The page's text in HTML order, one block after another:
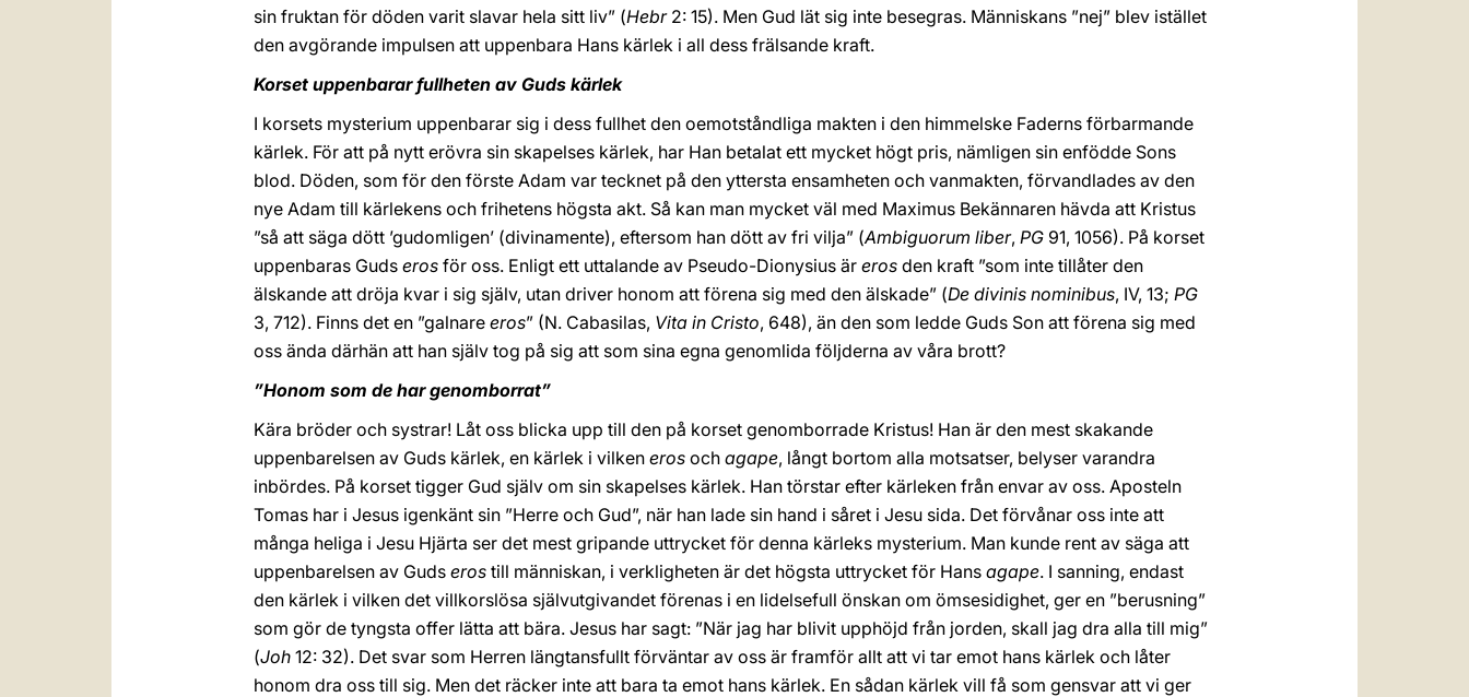
sin fruktan för döden varit slavar hela sitt liv” (Hebr2: 15). Men Gud lät sig inte besegras. Människans ”nej” blev istället
den avgörande impulsen att uppenbara Hans kärlek i all dess frälsande kraft.
Korset uppenbarar fullheten av Guds kärlek
I korsets mysterium uppenbarar sig i dess fullhet den oemotståndliga makten i den himmelske Faderns förbarmande
kärlek. För att på nytt erövra sin skapelses kärlek, har Han betalat ett mycket högt pris, nämligen sin enfödde Sons
blod. Döden, som för den förste Adam var tecknet på den yttersta ensamheten och vanmakten, förvandlades av den
nye Adam till kärlekens och frihetens högsta akt. Så kan man mycket väl med Maximus Bekännaren hävda att Kristus
”så att säga dött ’gudomligen’ (divinamente), eftersom han dött av fri vilja” (Ambiguorum liber, PG 91, 1056). På korset
uppenbaras Guds eros för oss. Enligt ett uttalande av Pseudo-Dionysius är eros den kraft ”som inte tillåter den
älskande att dröja kvar i sig själv, utan driver honom att förena sig med den älskade” (De divinis nominibus, IV, 13; PG
3, 712). Finns det en ”galnare eros” (N. Cabasilas, Vita in Cristo, 648), än den som ledde Guds Son att förena sig med
oss ända därhän att han själv tog på sig att som sina egna genomlida följderna av våra brott?
”Honom som de har genomborrat”
Kära bröder och systrar! Låt oss blicka upp till den på korset genomborrade Kristus! Han är den mest skakande
uppenbarelsen av Guds kärlek, en kärlek i vilken eros och agape, långt bortom alla motsatser, belyser varandra
inbördes. På korset tigger Gud själv om sin skapelses kärlek. Han törstar efter kärleken från envar av oss. Aposteln
Tomas har i Jesus igenkänt sin ”Herre och Gud”, när han lade sin hand i såret i Jesu sida. Det förvånar oss inte att
många heliga i Jesu Hjärta ser det mest gripande uttrycket för denna kärleks mysterium. Man kunde rent av säga att
uppenbarelsen av Guds eros till människan, i verkligheten är det högsta uttrycket för Hans agape. I sanning, endast
den kärlek i vilken det villkorslösa självutgivandet förenas i en lidelsefull önskan om ömsesidighet, ger en ”berusning”
som gör de tyngsta offer lätta att bära. Jesus har sagt: ”När jag har blivit upphöjd från jorden, skall jag dra alla till mig”
(Joh 12: 32). Det svar som Herren längtansfullt förväntar av oss är framför allt att vi tar emot hans kärlek och låter
honom dra oss till sig. Men det räcker inte att bara ta emot hans kärlek. En sådan kärlek vill få som gensvar att vi ger